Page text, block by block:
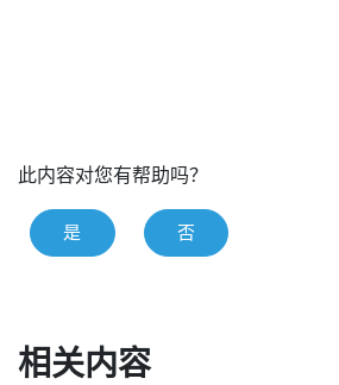
此内容对您有帮助吗？
是 否
相关内容